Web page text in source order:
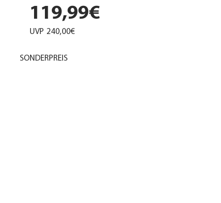
119,99€
UVP 240,00€
SONDERPREIS